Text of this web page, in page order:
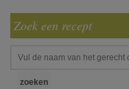
Zoek een recept